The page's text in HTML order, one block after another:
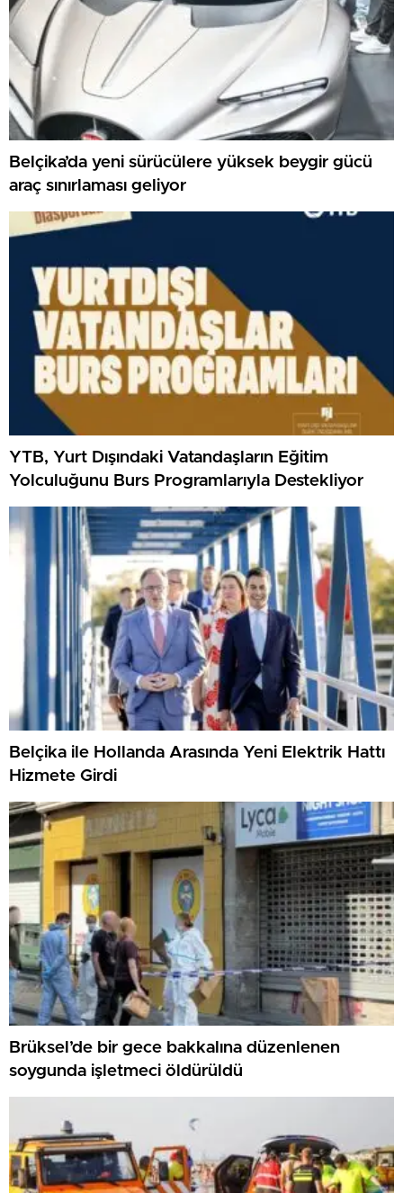
Belçika’da yeni sürücülere yüksek beygir gücü
araç sınırlaması geliyor
YTB, Yurt Dışındaki Vatandaşların Eğitim
Yolculuğunu Burs Programlarıyla Destekliyor
Belçika ile Hollanda Arasında Yeni Elektrik Hattı
Hizmete Girdi
Brüksel’de bir gece bakkalına düzenlenen
soygunda işletmeci öldürüldü